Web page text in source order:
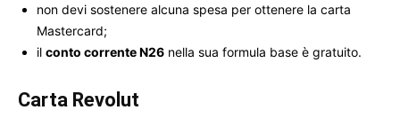
non devi sostenere alcuna spesa per ottenere la carta
Mastercard;
il conto corrente N26 nella sua formula base è gratuito.
Carta Revolut